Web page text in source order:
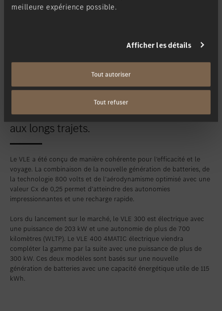
meilleure expérience possible.
Afficher les détails
Tout autoriser
Tout refuser
Efficace. En toute souveraineté. Adapté
aux longs trajets.
Le VLE a été conçu de manière cohérente pour l’efficacité et le
voyage. La combinaison de la nouvelle génération de batteries, de
la technologie 800 volts et de l’aérodynamisme optimisé avec une
valeur Cx de 0,25 permet d’atteindre des autonomies
impressionnantes et une recharge rapide.
Lors du lancement sur le marché, le VLE 300 est électrique avec
une puissance de 203 kW et une autonomie de plus de 700
kilomètres (WLTP). Le VLE 400 4MATIC électrique viendra
compléter la gamme par la suite avec une puissance de plus de
300 kW. Ces deux modèles sont basés sur une nouvelle
génération de batteries avec une capacité énergétique utile de 115
kWh.